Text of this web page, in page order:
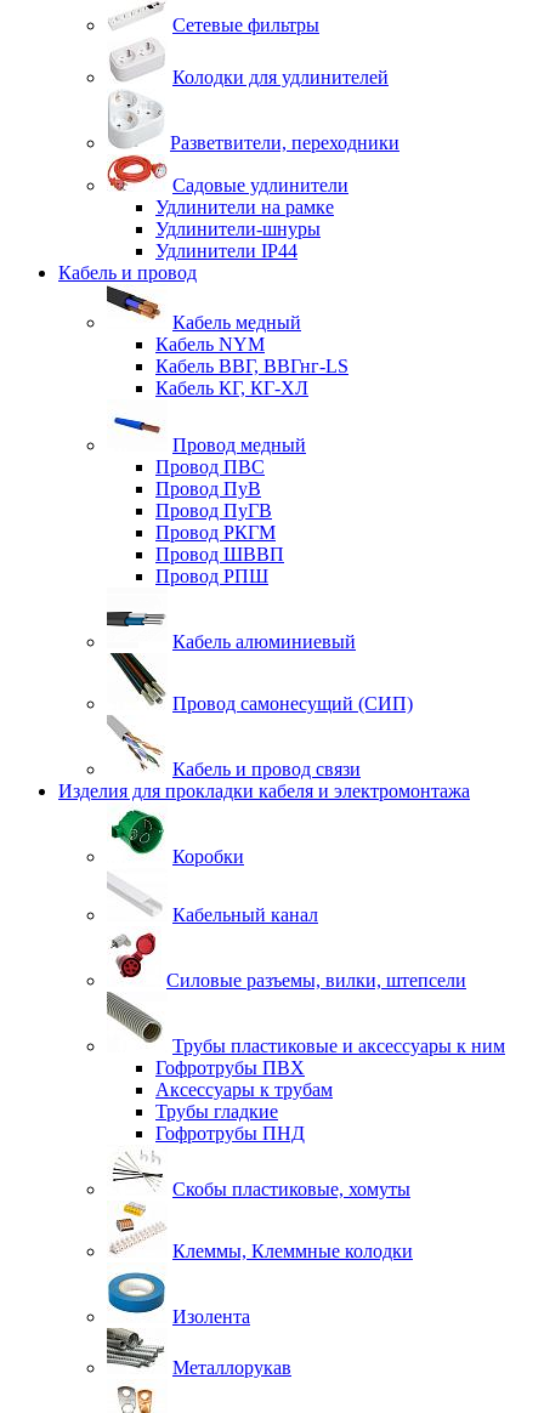
Сетевые фильтры
Колодки для удлинителей
Разветвители, переходники
Садовые удлинители
Удлинители на рамке
Удлинители-шнуры
Удлинители IP44
Кабель и провод
Кабель медный
Кабель NYM
Кабель ВВГ, ВВГнг-LS
Кабель КГ, КГ-ХЛ
Провод медный
Провод ПВС
Провод ПуВ
Провод ПуГВ
Провод РКГМ
Провод ШВВП
Провод РПШ
Кабель алюминиевый
Провод самонесущий (СИП)
Кабель и провод связи
Изделия для прокладки кабеля и электромонтажа
Коробки
Кабельный канал
Силовые разъемы, вилки, штепсели
Трубы пластиковые и аксессуары к ним
Гофротрубы ПВХ
Аксессуары к трубам
Трубы гладкие
Гофротрубы ПНД
Скобы пластиковые, хомуты
Клеммы, Клеммные колодки
Изолента
Металлорукав